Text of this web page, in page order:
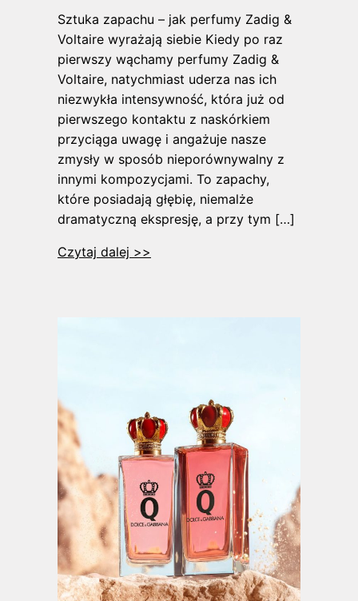
Sztuka zapachu – jak perfumy Zadig &
Voltaire wyrażają siebie Kiedy po raz
pierwszy wąchamy perfumy Zadig &
Voltaire, natychmiast uderza nas ich
niezwykła intensywność, która już od
pierwszego kontaktu z naskórkiem
przyciąga uwagę i angażuje nasze
zmysły w sposób nieporównywalny z
innymi kompozycjami. To zapachy,
które posiadają głębię, niemalże
dramatyczną ekspresję, a przy tym […]
Czytaj dalej >>